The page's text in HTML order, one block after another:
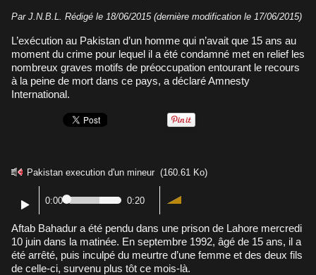
Par J.N.B.L. Rédigé le 18/06/2015 (dernière modification le 17/06/2015)
L’exécution au Pakistan d’un homme qui n’avait que 15 ans au
moment du crime pour lequel il a été condamné met en relief les
nombreux graves motifs de préoccupation entourant le recours
à la peine de mort dans ce pays, a déclaré Amnesty
International.
Pakistan execution d'un mineur (160.61 Ko)
0:00 0:20
Aftab Bahadur a été pendu dans une prison de Lahore mercredi
10 juin dans la matinée. En septembre 1992, âgé de 15 ans, il a
été arrêté, puis inculpé du meurtre d’une femme et des deux fils
de celle-ci, survenu plus tôt ce mois-là.